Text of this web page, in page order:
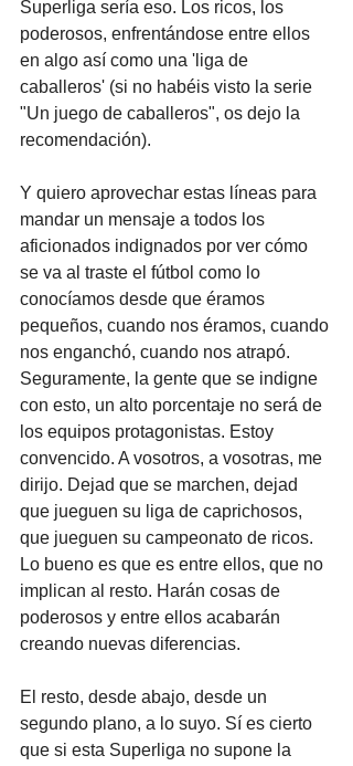
Superliga sería eso. Los ricos, los
poderosos, enfrentándose entre ellos
en algo así como una 'liga de
caballeros' (si no habéis visto la serie
"Un juego de caballeros", os dejo la
recomendación).
Y quiero aprovechar estas líneas para
mandar un mensaje a todos los
aficionados indignados por ver cómo
se va al traste el fútbol como lo
conocíamos desde que éramos
pequeños, cuando nos éramos, cuando
nos enganchó, cuando nos atrapó.
Seguramente, la gente que se indigne
con esto, un alto porcentaje no será de
los equipos protagonistas. Estoy
convencido. A vosotros, a vosotras, me
dirijo. Dejad que se marchen, dejad
que jueguen su liga de caprichosos,
que jueguen su campeonato de ricos.
Lo bueno es que es entre ellos, que no
implican al resto. Harán cosas de
poderosos y entre ellos acabarán
creando nuevas diferencias.
El resto, desde abajo, desde un
segundo plano, a lo suyo. Sí es cierto
que si esta Superliga no supone la